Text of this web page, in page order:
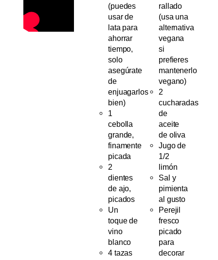
(puedes
usar de
lata para
ahorrar
tiempo,
solo
asegúrate
de
enjuagarlos
bien)
1
cebolla
grande,
finamente
picada
2
dientes
de ajo,
picados
Un
toque de
vino
blanco
4 tazas
rallado
(usa una
alternativa
vegana
si
prefieres
mantenerlo
vegano)
2
cucharadas
de
aceite
de oliva
Jugo de
1/2
limón
Sal y
pimienta
al gusto
Perejil
fresco
picado
para
decorar